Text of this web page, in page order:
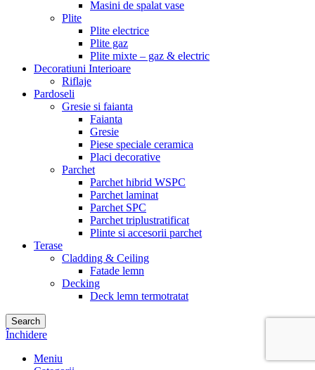
Masini de spalat vase
Plite
Plite electrice
Plite gaz
Plite mixte – gaz & electric
Decoratiuni Interioare
Riflaje
Pardoseli
Gresie si faianta
Faianta
Gresie
Piese speciale ceramica
Placi decorative
Parchet
Parchet hibrid WSPC
Parchet laminat
Parchet SPC
Parchet triplustratificat
Plinte si accesorii parchet
Terase
Cladding & Ceiling
Fatade lemn
Decking
Deck lemn termotratat
Search
Închidere
Meniu